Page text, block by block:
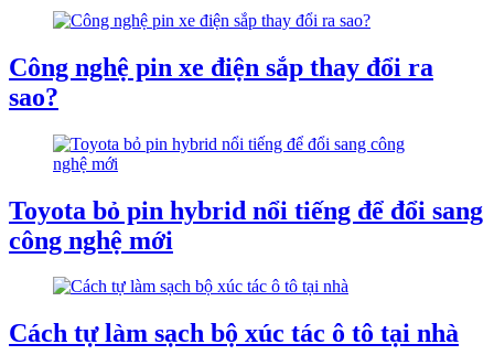
Công nghệ pin xe điện sắp thay đổi ra
sao?
Toyota bỏ pin hybrid nổi tiếng để đổi sang
công nghệ mới
Cách tự làm sạch bộ xúc tác ô tô tại nhà